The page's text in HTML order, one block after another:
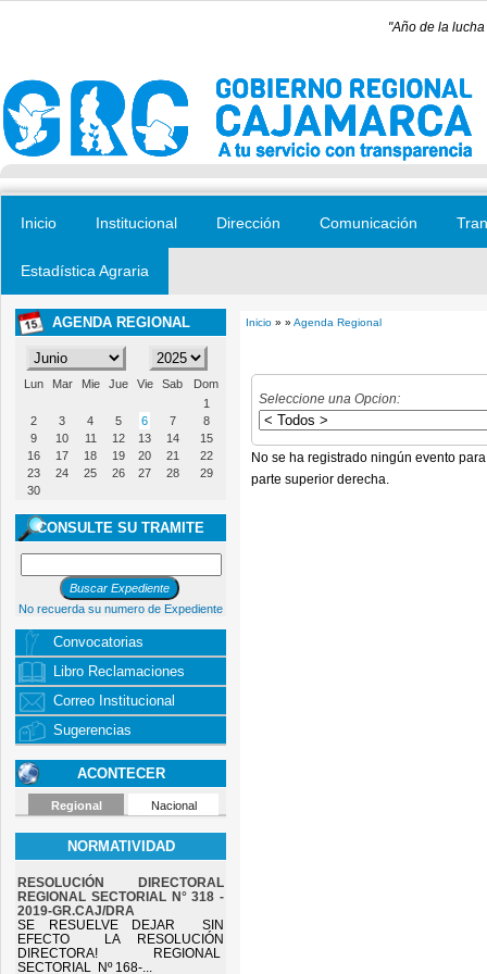
"Año de la
Inicio Institucional Dirección Comunicación
Estadística Agraria
AGENDA REGIONAL
Lun Mar Mie Jue Vie Sab
Dom
1
2
3 4 5 6 7
8
9
10 11 12 13 14
15
16
17 18 19 20 21
22
23
24 25 26 27 28
29
30
CONSULTE SU TRAMITE
No recuerda su numero de Expediente
Convocatorias
Libro Reclamaciones
Correo Institucional
Sugerencias
ACONTECER
Regional Nacional
NORMATIVIDAD
RESOLUCIÓN DIRECTORAL
REGIONAL SECTORIAL N° 318 -
2019-GR.CAJ/DRA
SE RESUELVE DEJAR SIN
EFECTO LA RESOLUCIÓN
DIRECTORA! REGIONAL
SECTORIAL Nº 168-...
Inicio » » Agenda Regional
Seleccione una Opcion:
No se ha registrado ningún evento
parte superior derecha.